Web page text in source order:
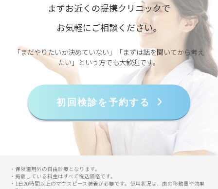
まずお近くの提携クリニックで
お気軽にご相談ください。
「まだやりたいか決めていない」「まずは話を聞いてから考え
たい」という方でも大歓迎です。
初回検診を予約する
・保険適用外の自由診療となります。
・掲載している料金はすべて税込価格です。
・1日20時間以上のマウスピース装着が必要です。使用状況は、歯の移動量や効果